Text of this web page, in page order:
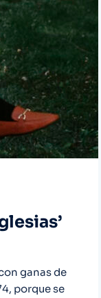
ganas de
porque se